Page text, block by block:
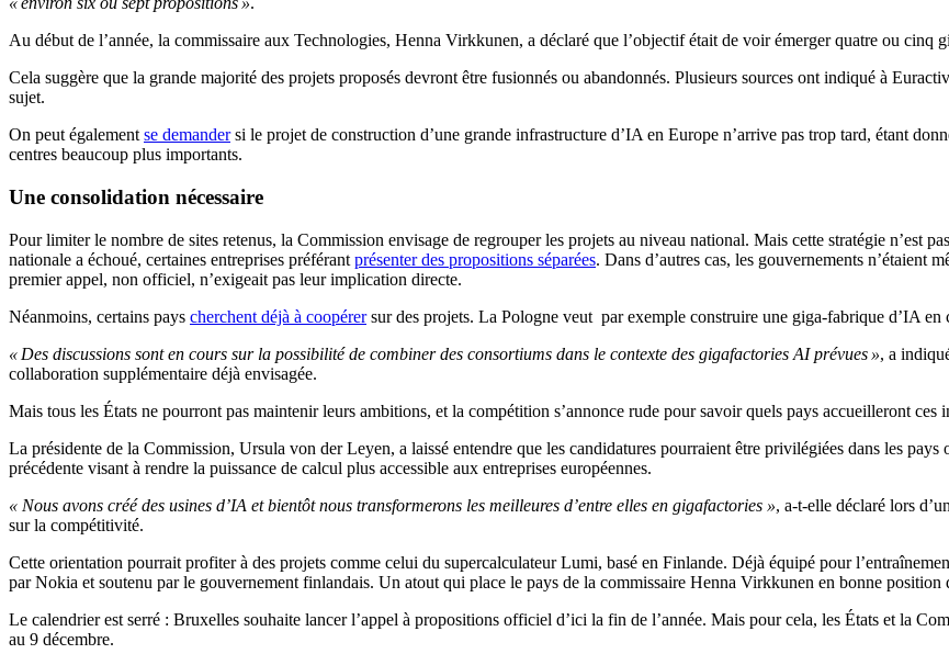
Au début de l’année, la commissaire aux Technologies, Henna Virkkunen, a déclaré que l’objectif était de voir émerger quatre ou cinq
Cela suggère que la grande majorité des projets proposés devront être fusionnés ou abandonnés. Plusieurs sources ont indiqué à
sujet.
On peut également se demandersi le projet de construction d’une grande infrastructure d’IA en Europe n’arrive pas trop tard, étant
centres beaucoup plus importants.
Une consolidation nécessaire
Pour limiter le nombre de sites retenus, la Commission envisage de regrouper les projets au niveau national. Mais cette stratégie n’est
nationale a échoué, certaines entreprises préférant présenter des propositions séparées. Dans d’autres cas, les gouvernements n’étaient
premier appel, non officiel, n’exigeait pas leur implication directe.
Néanmoins, certains pays cherchent déjà à coopérersur des projets. La Pologne veut par exemple construire une giga-fabrique d’IA en
« Des discussions sont en cours sur la possibilité de combiner des consortiums dans le contexte des gigafactories AI prévues », a
collaboration supplémentaire déjà envisagée.
Mais tous les États ne pourront pas maintenir leurs ambitions, et la compétition s’annonce rude pour savoir quels pays accueilleront ces
La présidente de la Commission, Ursula von der Leyen, a laissé entendre que les candidatures pourraient être privilégiées dans les
précédente visant à rendre la puissance de calcul plus accessible aux entreprises européennes.
« Nous avons créé des usines d’IA et bientôt nous transformerons les meilleures d’entre elles en gigafactories », a-t-elle déclaré lors
sur la compétitivité.
Cette orientation pourrait profiter à des projets comme celui du supercalculateur Lumi, basé en Finlande. Déjà équipé pour
par Nokia et soutenu par le gouvernement finlandais. Un atout qui place le pays de la commissaire Henna Virkkunen en bonne position
Le calendrier est serré : Bruxelles souhaite lancer l’appel à propositions officiel d’ici la fin de l’année. Mais pour cela, les États et la
au 9 décembre.